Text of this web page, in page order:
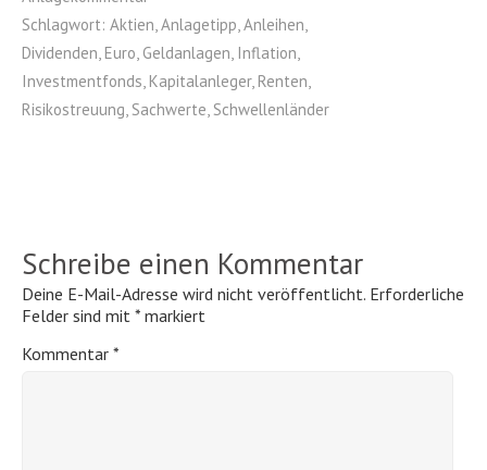
Schlagwort: Aktien,Anlagetipp,Anleihen,
Dividenden, Euro, Geldanlagen, Inflation,
Investmentfonds, Kapitalanleger, Renten,
Risikostreuung, Sachwerte, Schwellenländer
Schreibe einen Kommentar
Deine E-Mail-Adresse wird nicht veröffentlicht. Erforderliche
Felder sind mit * markiert
Kommentar *